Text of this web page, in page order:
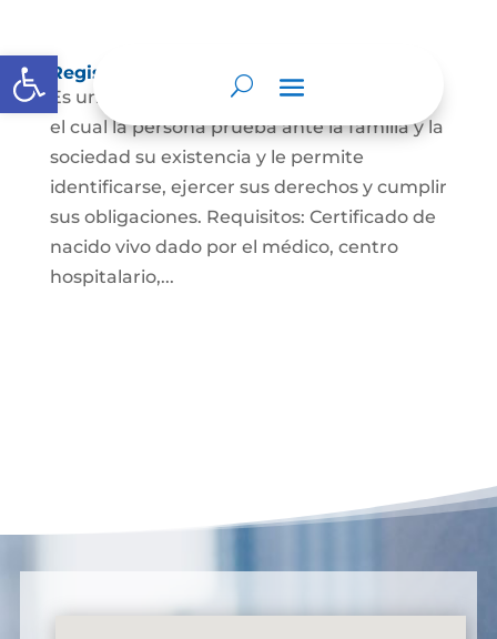
Abrir barra de herramientas
Registro Civil de Nacimiento
Es un documento indispensable mediante
el cual la persona prueba ante la familia y la
sociedad su existencia y le permite
identificarse, ejercer sus derechos y cumplir
sus obligaciones. Requisitos: Certificado de
nacido vivo dado por el médico, centro
hospitalario,...